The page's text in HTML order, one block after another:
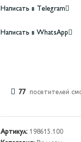
Написать в Telegram
Написать в WhatsApp
77 посетителей
Артикул: 198615.100